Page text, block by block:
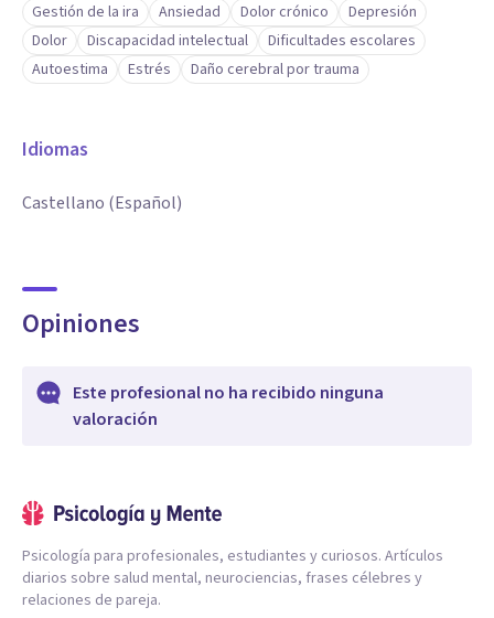
Gestión de la ira Ansiedad Dolor crónico
Depresión
Dolor
Discapacidad intelectual
Dificultades escolares
Autoestima
Estrés Daño cerebral por trauma
Idiomas
Castellano (Español)
Opiniones
Este profesional no ha recibido ninguna
valoración
Psicología para profesionales, estudiantes y curiosos. Artículos
diarios sobre salud mental, neurociencias, frases célebres y
relaciones de pareja.